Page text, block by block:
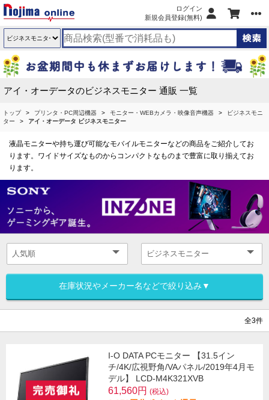
ログイン
新規会員登録(無料)
アイ・オーデータのビジネスモニター 通販 一覧
トップ プリンタ・PC周辺機器 モニター・WEBカメラ・映像音声機器
ビジネスモニ
ター
アイ・オーデータ ビジネスモニター
液晶モニターや持ち運び可能なモバイルモニターなどの商品をご紹介してお
ります。ワイドサイズなものからコンパクトなものまで豊富に取り揃えてお
ります。
在庫状況やメーカー名などで絞り込み▼
全3件
I-O DATA PCモニター 【31.5イン
チ/4K/広視野角/VAパネル/2019年4月モ
デル】 LCD-M4K321XVB
61,560円 (税込)